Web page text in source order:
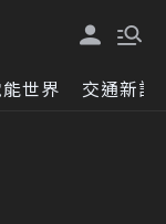
世界 交通新訊